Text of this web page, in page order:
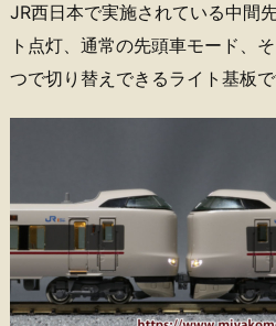
JR西日本で実施されている中間
ト点灯、通常の先頭車モード、
つで切り替えできるライト基板で